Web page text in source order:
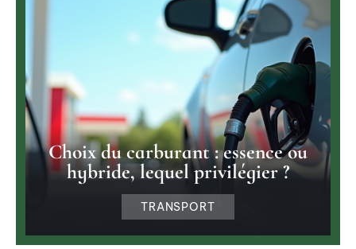
Choix du carburant : essence ou
hybride, lequel privilégier ?
TRANSPORT